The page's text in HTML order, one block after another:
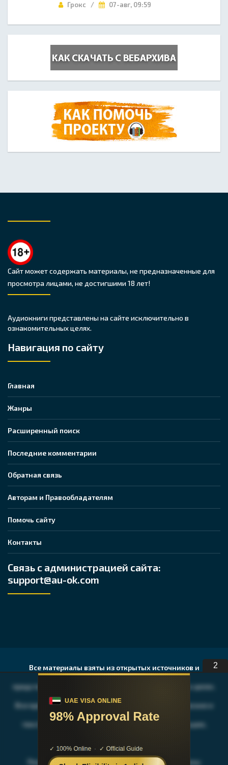
1
Грокс / 07-авг, 09:59
Сайт может содержать материалы, не предназначенные для
просмотра лицами, не достигшими 18 лет!
Аудиокниги представлены на сайте исключительно в
ознакомительных целях.
Навигация по сайту
Главная
Жанры
Расширенный поиск
Последние комментарии
Обратная связь
Авторам и Правообладателям
Помочь сайту
Контакты
Связь с администрацией сайта:
support@au-ok.com
Все материалы взяты из открытых источников и
представлены исключительно в ознакомительных целях.
Все права на публикуемые аудио, видео, графические и
текстовые материалы принадлежат их владельцам,
После ознакомления с содержимым, Вы должны